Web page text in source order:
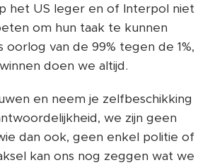
het US leger en of Interpol niet
om hun taak te kunnen
oorlog van de 99% tegen de 1%,
doen we altijd.
en neem je zelfbeschikking
we zijn geen
dan ook, geen enkel politie of
kan ons nog zeggen wat we